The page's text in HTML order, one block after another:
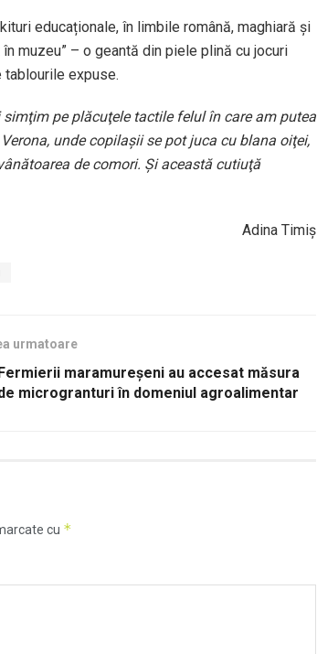
educaționale, în limbile română, maghiară și
muzeu” – o geantă din piele plină cu jocuri
expuse.
pe plăcuţele tactile felul în care am putea
unde copilaşii se pot juca cu blana oiţei,
de comori. Şi această cutiuţă
Adina Timiș
urmatoare
maramureşeni au accesat măsura
microgranturi în domeniul agroalimentar
cu *